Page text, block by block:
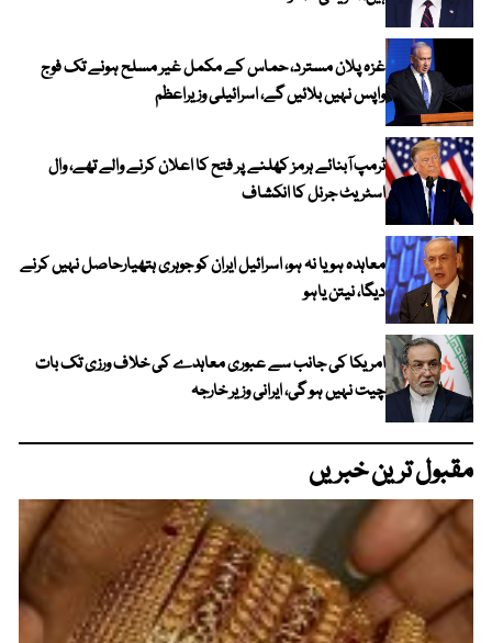
غزہ پلان مسترد، حماس کے مکمل غیر مسلح ہونے تک فوج
واپس نہیں بلائیں گے، اسرائیلی وزیراعظم
ٹرمپ آبنائے ہرمز کھلنے پر فتح کا اعلان کرنے والے تھے، وال
اسٹریٹ جرنل کا انکشاف
معاہدہ ہو یا نہ ہو، اسرائیل ایران کو جوہری ہتھیارحاصل نہیں کرنے
دیگا، نیتن یاہو
امریکا کی جانب سے عبوری معاہدے کی خلاف ورزی تک بات
چیت نہیں ہو گی، ایرانی وزیر خارجہ
مقبول ترین خبریں